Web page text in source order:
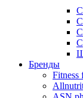
Бренды
Fitness